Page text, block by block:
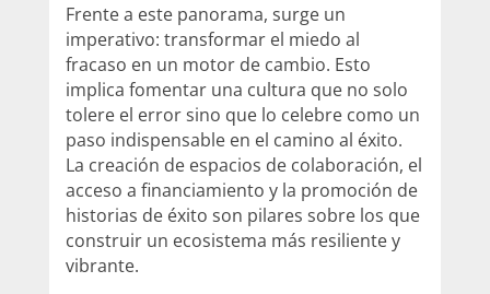
Frente a este panorama, surge un
imperativo: transformar el miedo al
fracaso en un motor de cambio. Esto
implica fomentar una cultura que no solo
tolere el error sino que lo celebre como un
paso indispensable en el camino al éxito.
La creación de espacios de colaboración, el
acceso a financiamiento y la promoción de
historias de éxito son pilares sobre los que
construir un ecosistema más resiliente y
vibrante.